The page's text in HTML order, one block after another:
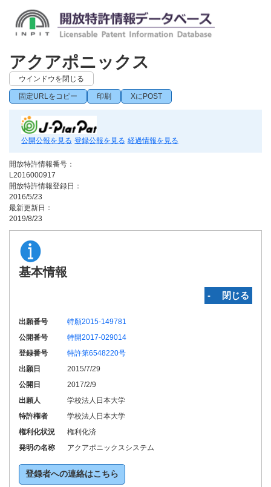
アクアポニックス
ウインドウを閉じる
固定URLをコピー 印刷 XにPOST
公開公報を見る 登録公報を見る 経過情報を見る
開放特許情報番号：
L2016000917
開放特許情報登録日：
2016/5/23
最新更新日：
2019/8/23
基本情報
‐ 閉じる
出願番号
特願2015-149781
公開番号
特開2017-029014
登録番号
特許第6548220号
出願日
2015/7/29
公開日
2017/2/9
出願人
学校法人日本大学
特許権者
学校法人日本大学
権利化状況
権利化済
発明の名称
アクアポニックスシステム
登録者への連絡はこちら